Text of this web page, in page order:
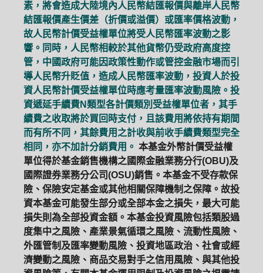
素，將會造成大陸境內人民幣結匯報價與離岸人民幣
結匯報價產生價差（折價或溢價）或匯率價格波動，
故人民幣計價受益權單位將受人民幣匯率波動之影
響。同時，人民幣相較於其他貨幣仍受政府高度控
管，中國政府可能因政策性動作或管控金融市場而引
導人民幣升貶值，造成人民幣匯率波動，投資人於投
資人民幣計價受益權單位時應考量匯率波動風險。投
資遞延手續費N類型各計價類別受益權單位者，其手
續費之收取將於買回時支付，且該費用將依持有期間
而有所不同，其餘費用之計收與前收手續費類型完全
相同，亦不加計分銷費用。 本基金外幣計價受益權
單位得於基金銷售機構之國際金融業務分行(OBU)及
國際證券業務分公司(OSU)銷售。本基金不受存款保
險、保險安定基金或其他相關保障機制之保障。故投
資本基金可能發生部分或全部本金之損失，最大可能
損失則為全部投資金額。本基金投資風險包括類股過
度集中之風險、產業景氣循環之風險、流動性風險、
外匯管制及匯率變動風險、投資地區政治、社會或經
濟變動之風險、商品交易對手之信用風險、與其他投